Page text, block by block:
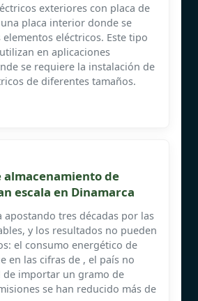
exteriores con placa de
placa interior donde se
eléctricos. Este tipo
en aplicaciones
se requiere la instalación de
de diferentes tamaños.
almacenamiento de
escala en Dinamarca
apostando tres décadas por las
y los resultados no pueden
el consumo energético de
en las cifras de , el país no
de importar un gramo de
se han reducido más de